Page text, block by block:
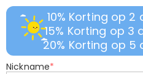
10% Korting op 2
15% Korting op 3
20% Korting op 5
Nickname*